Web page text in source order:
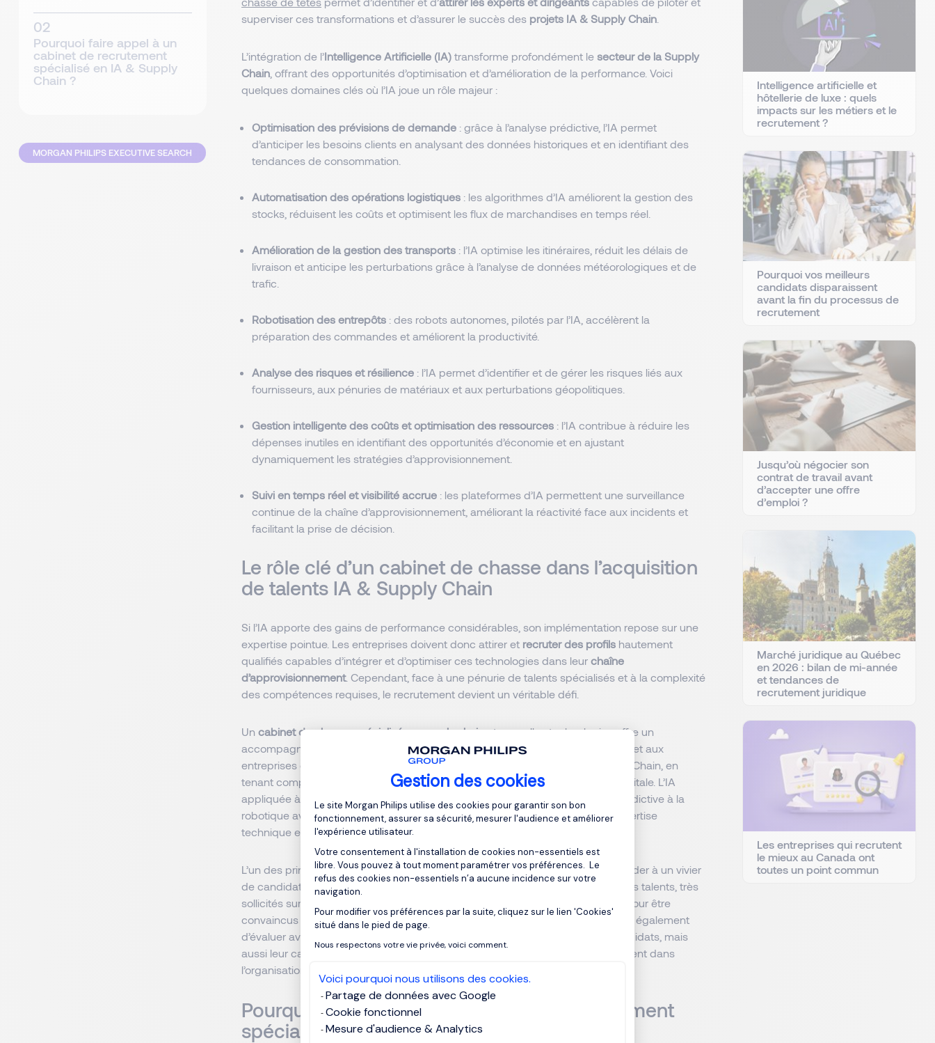
Gestion des cookies
Plateforme de Gestion du Consentement : Personnalisez vos Options
Le site Morgan Philips utilise des cookies pour garantir son bon
fonctionnement, assurer sa sécurité, mesurer l'audience et améliorer
l'expérience utilisateur.
Votre consentement à l'installation de cookies non-essentiels est
libre. Vous pouvez à tout moment paramétrer vos préférences. Le
refus des cookies non-essentiels n’a aucune incidence sur votre
navigation.
Pour modifier vos préférences par la suite, cliquez sur le lien 'Cookies'
situé dans le pied de page.
Nous respectons votre vie privée, voici comment.
Voici pourquoi nous utilisons des cookies.
Partage de données avec Google
Cookie fonctionnel
Mesure d'audience & Analytics
Axeptio consent
superviser ces transformations et d’assurer le succès des projets IA & Supply Chain
L’intégration de l’Intelligence Artificielle (IA) transforme profondément le secteur de la Supply
Chain , offrant des opportunités d’optimisation et d’amélioration de la performance. Voici
quelques domaines clés où l’IA joue un rôle majeur :
Optimisation des prévisions de demande : grâce à l’analyse prédictive, l’IA permet
d’anticiper les besoins clients en analysant des données historiques et en identifiant des
tendances de consommation.
Automatisation des opérations logistiques : les algorithmes d’IA améliorent la gestion des
stocks, réduisent les coûts et optimisent les flux de marchandises en temps réel.
Amélioration de la gestion des transports : l’IA optimise les itinéraires, réduit les délais de
livraison et anticipe les perturbations grâce à l’analyse de données météorologiques et de
trafic.
Robotisation des entrepôts : des robots autonomes, pilotés par l’IA, accélèrent la
préparation des commandes et améliorent la productivité.
Analyse des risques et résilience : l’IA permet d’identifier et de gérer les risques liés aux
fournisseurs, aux pénuries de matériaux et aux perturbations géopolitiques.
Gestion intelligente des coûts et optimisation des ressources : l’IA contribue à réduire les
dépenses inutiles en identifiant des opportunités d’économie et en ajustant
dynamiquement les stratégies d’approvisionnement.
Suivi en temps réel et visibilité accrue : les plateformes d’IA permettent une surveillance
continue de la chaîne d’approvisionnement, améliorant la réactivité face aux incidents et
facilitant la prise de décision.
Le rôle clé d’un cabinet de chasse dans l’acquisition
de talents IA & Supply Chain
Si l’IA apporte des gains de performance considérables, son implémentation repose sur une
expertise pointue. Les entreprises doivent donc attirer et recruter des profils hautement
qualifiés capables d’intégrer et d’optimiser ces technologies dans leur chaîne
d’approvisionnement. Cependant, face à une pénurie de talents spécialisés et à la complexité
des compétences requises, le recrutement devient un véritable défi.
Un cabinet de chasse spécialisé en supply chainet nouvelles technologies offre un
accompagnement stratégique pour identifier et attirer ces talents rares. Il permet aux
entreprises de définir précisément leurs besoins en compétences IA & Supply Chain, en
tenant compte des spécificités des projets et des enjeux de transformation digitale. L’IA
appliquée à la supply chain couvre des domaines variés, allant de l’analyse prédictive à la
robotique avancée, ce qui nécessite une recherche ciblée de profils alliant expertise
technique et vision stratégique.
L’un des principaux atouts d’un cabinet de recrutementest sa capacité à accéder à un vivier
de candidats qualifiés qui ne sont pas nécessairement en recherche active. Ces talents, très
sollicités sur le marché, nécessitent une approche proactive et personnalisée pour être
convaincus de rejoindre une nouvelle structure. L’expertise d’un cabinetpermet également
d’évaluer avec précision non seulement les compétences techniques des candidats, mais
aussi leur capacité à comprendre les enjeux business et à s’intégrer efficacement dans
l’organisation.
Pourquoi faire appel à un cabinet de recrutement
spécialisé en IA & Supply Chain ?
Pourquoi faire appel à un
cabinet de recrutement
spécialisé en IA & Supply
Chain ?
MORGAN PHILIPS EXECUTIVE SEARCH
Intelligence artificielle et
hôtellerie de luxe : quels
impacts sur les métiers et le
recrutement ?
Pourquoi vos meilleurs
candidats disparaissent
avant la fin du processus de
recrutement
Jusqu’où négocier son
contrat de travail avant
d’accepter une offre
d’emploi ?
Marché juridique au Québec
en 2026 : bilan de mi-année
et tendances de
recrutement juridique
Les entreprises qui recrutent
le mieux au Canada ont
toutes un point commun